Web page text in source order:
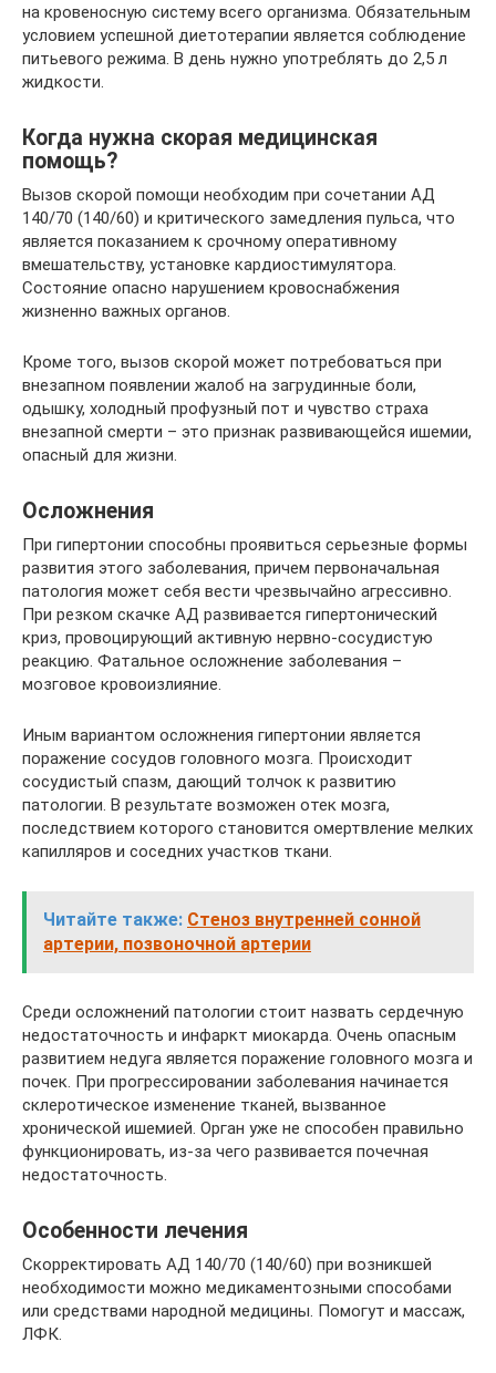
на кровеносную систему всего организма. Обязательным
условием успешной диетотерапии является соблюдение
питьевого режима. В день нужно употреблять до 2,5 л
жидкости.
Когда нужна скорая медицинская
помощь?
Вызов скорой помощи необходим при сочетании АД
140/70 (140/60) и критического замедления пульса, что
является показанием к срочному оперативному
вмешательству, установке кардиостимулятора.
Состояние опасно нарушением кровоснабжения
жизненно важных органов.
Кроме того, вызов скорой может потребоваться при
внезапном появлении жалоб на загрудинные боли,
одышку, холодный профузный пот и чувство страха
внезапной смерти – это признак развивающейся ишемии,
опасный для жизни.
Осложнения
При гипертонии способны проявиться серьезные формы
развития этого заболевания, причем первоначальная
патология может себя вести чрезвычайно агрессивно.
При резком скачке АД развивается гипертонический
криз, провоцирующий активную нервно-сосудистую
реакцию. Фатальное осложнение заболевания –
мозговое кровоизлияние.
Иным вариантом осложнения гипертонии является
поражение сосудов головного мозга. Происходит
сосудистый спазм, дающий толчок к развитию
патологии. В результате возможен отек мозга,
последствием которого становится омертвление мелких
капилляров и соседних участков ткани.
Читайте также: Стеноз внутренней сонной
артерии, позвоночной артерии
Среди осложнений патологии стоит назвать сердечную
недостаточность и инфаркт миокарда. Очень опасным
развитием недуга является поражение головного мозга и
почек. При прогрессировании заболевания начинается
склеротическое изменение тканей, вызванное
хронической ишемией. Орган уже не способен правильно
функционировать, из-за чего развивается почечная
недостаточность.
Особенности лечения
Скорректировать АД 140/70 (140/60) при возникшей
необходимости можно медикаментозными способами
или средствами народной медицины. Помогут и массаж,
ЛФК.